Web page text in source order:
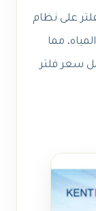
على نظام
مما
سعر فلتر